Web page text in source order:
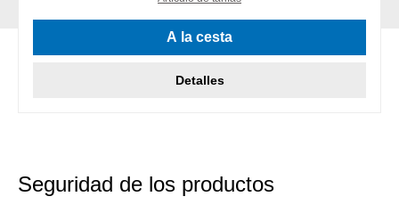
A la cesta
Detalles
Seguridad de los productos